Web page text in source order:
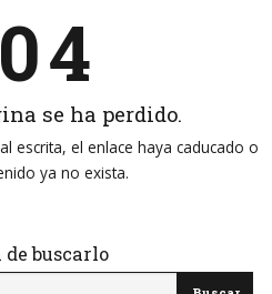
se ha perdido.
escrita, el enlace haya caducado o
ya no exista.
de buscarlo